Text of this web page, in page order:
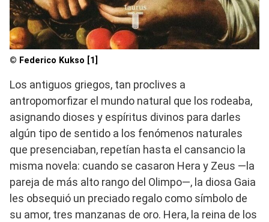
© Federico Kukso [1]
Los antiguos griegos, tan proclives a
antropomorfizar el mundo natural que los rodeaba,
asignando dioses y espíritus divinos para darles
algún tipo de sentido a los fenómenos naturales
que presenciaban, repetían hasta el cansancio la
misma novela: cuando se casaron Hera y Zeus —la
pareja de más alto rango del Olimpo—, la diosa Gaia
les obsequió un preciado regalo como símbolo de
su amor, tres manzanas de oro. Hera, la reina de los